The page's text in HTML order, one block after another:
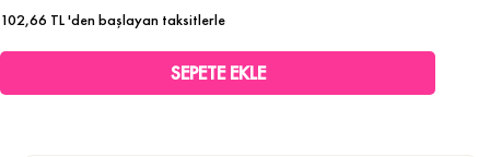
102,66 TL'den başlayan taksitlerle